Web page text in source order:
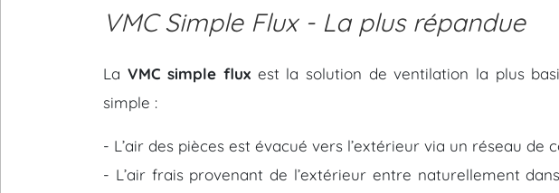
VMC Simple Flux - La plus répandue
La VMC simple flux est la solution de ventilation la plus
simple :
- L’air des pièces est évacué vers l’extérieur via un réseau de
- L’air frais provenant de l’extérieur entre naturellement